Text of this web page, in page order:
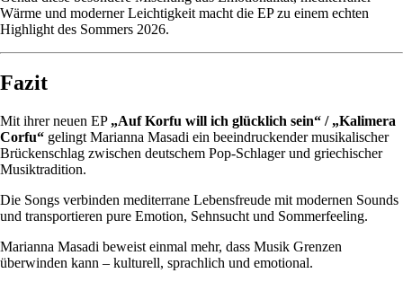
Wärme und moderner Leichtigkeit macht die EP zu einem echten
Highlight des Sommers 2026.
Fazit
Mit ihrer neuen EP „Auf Korfu will ich glücklich sein“ / „Kalimera
Corfu“ gelingt Marianna Masadi ein beeindruckender musikalischer
Brückenschlag zwischen deutschem Pop-Schlager und griechischer
Musiktradition.
Die Songs verbinden mediterrane Lebensfreude mit modernen Sounds
und transportieren pure Emotion, Sehnsucht und Sommerfeeling.
Marianna Masadi beweist einmal mehr, dass Musik Grenzen
überwinden kann – kulturell, sprachlich und emotional.